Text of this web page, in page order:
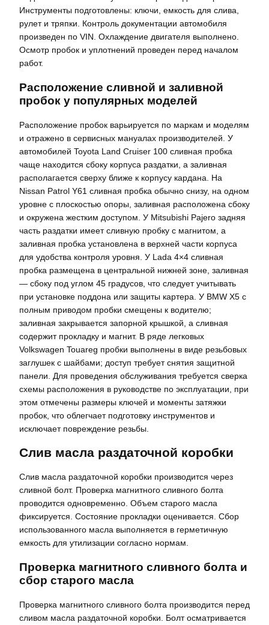
Инструменты подготовлены: ключи, емкость для слива,
рулет и тряпки. Контроль документации автомобиля
произведен по VIN. Охлаждение двигателя выполнено.
Осмотр пробок и уплотнений проведен перед началом
работ.
Расположение сливной и заливной
пробок у популярных моделей
Расположение пробок варьируется по маркам и моделям
и отражено в сервисных мануалах производителей. У
автомобилей Toyota Land Cruiser 100 сливная пробка
чаще находится сбоку корпуса раздатки, а заливная
располагается сверху ближе к корпусу кардана. На
Nissan Patrol Y61 сливная пробка обычно снизу, на одном
уровне с плоскостью опоры, заливная расположена сбоку
и окружена жестким доступом. У Mitsubishi Pajero задняя
часть раздатки имеет сливную пробку с магнитом, а
заливная пробка установлена в верхней части корпуса
для удобства контроля уровня. У Lada 4×4 сливная
пробка размещена в центральной нижней зоне, заливная
— сбоку под углом 45 градусов, что следует учитывать
при установке поддона или защиты картера. У BMW X5 с
полным приводом пробки смещены к водителю;
заливная закрывается запорной крышкой, а сливная
содержит прокладку и магнит. В ряде легковых
Volkswagen Touareg пробки выполнены в виде резьбовых
заглушек с шайбами; доступ требует снятия защитной
панели. Для проведения обслуживания требуется сверка
схемы расположения в руководстве по эксплуатации, при
этом отмечены размеры ключей и моменты затяжки
пробок, что облегчает подготовку инструментов и
исключает повреждение резьбы.
Слив масла раздаточной коробки
Слив масла раздаточной коробки производится через
сливной болт. Проверка магнитного сливного болта
проводится одновременно. Объем старого масла
фиксируется. Состояние прокладки оценивается. Сбор
использованного масла выполняется в герметичную
емкость для утилизации согласно нормам.
Проверка магнитного сливного болта и
сбор старого масла
Проверка магнитного сливного болта производится перед
сливом масла раздаточной коробки. Болт осматривается